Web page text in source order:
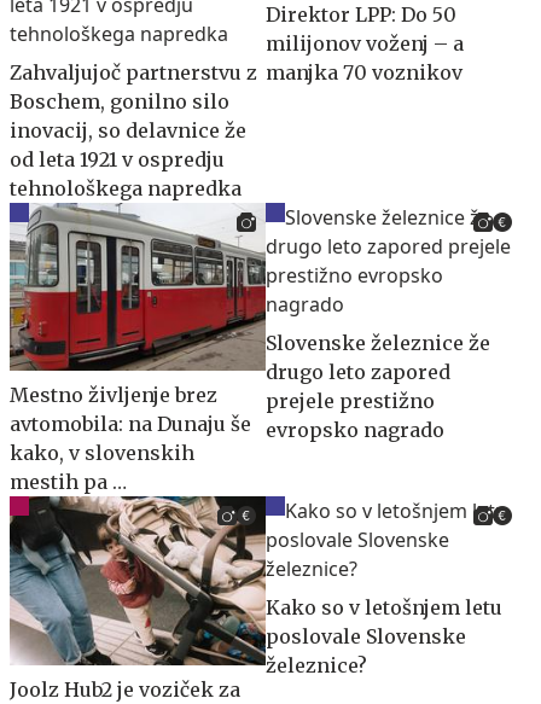
Zahvaljujoč partnerstvu z
Boschem, gonilno silo
inovacij, so delavnice že
od leta 1921 v ospredju
tehnološkega napredka
Direktor LPP: Do 50
milijonov voženj – a
manjka 70 voznikov
Mestno življenje brez
avtomobila: na Dunaju še
kako, v slovenskih
mestih pa …
Slovenske železnice že
drugo leto zapored
prejele prestižno
evropsko nagrado
Joolz Hub2 je voziček za
Kako so v letošnjem letu
poslovale Slovenske
železnice?